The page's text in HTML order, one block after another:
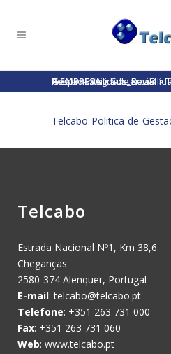
A EMPRESA>
Responsabilidade Social>
Telcabo-Politica-de-Gestao-Integrada_Rev-B
Telcabo-Politica-de-
Telcabo
Estrada Nacional Nº1, Km 38,6
Cheganças
2580-374 Alenquer, Portugal
E-mail:telcabo@telcabo.pt
Telefone: +351 263 731 000
Fax: +351 263 731 060
Web: www.telcabo.pt